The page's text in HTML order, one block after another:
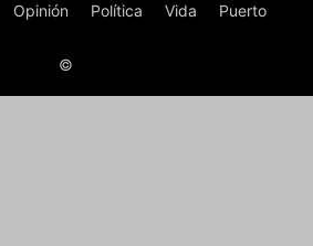
Opinión Política Vida Puerto
©